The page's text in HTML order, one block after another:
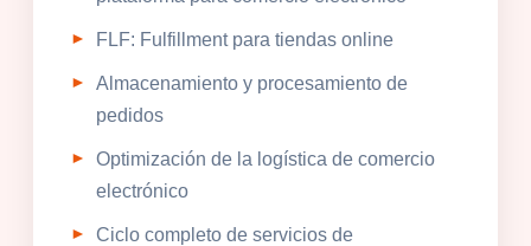
FLF: Fulfillment para tiendas online
Almacenamiento y procesamiento de
pedidos
Optimización de la logística de comercio
electrónico
Ciclo completo de servicios de